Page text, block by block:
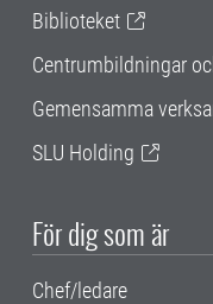
Biblioteket
Centrumbildningar
Gemensamma
SLU Holding
För dig som är
Chef/ledare